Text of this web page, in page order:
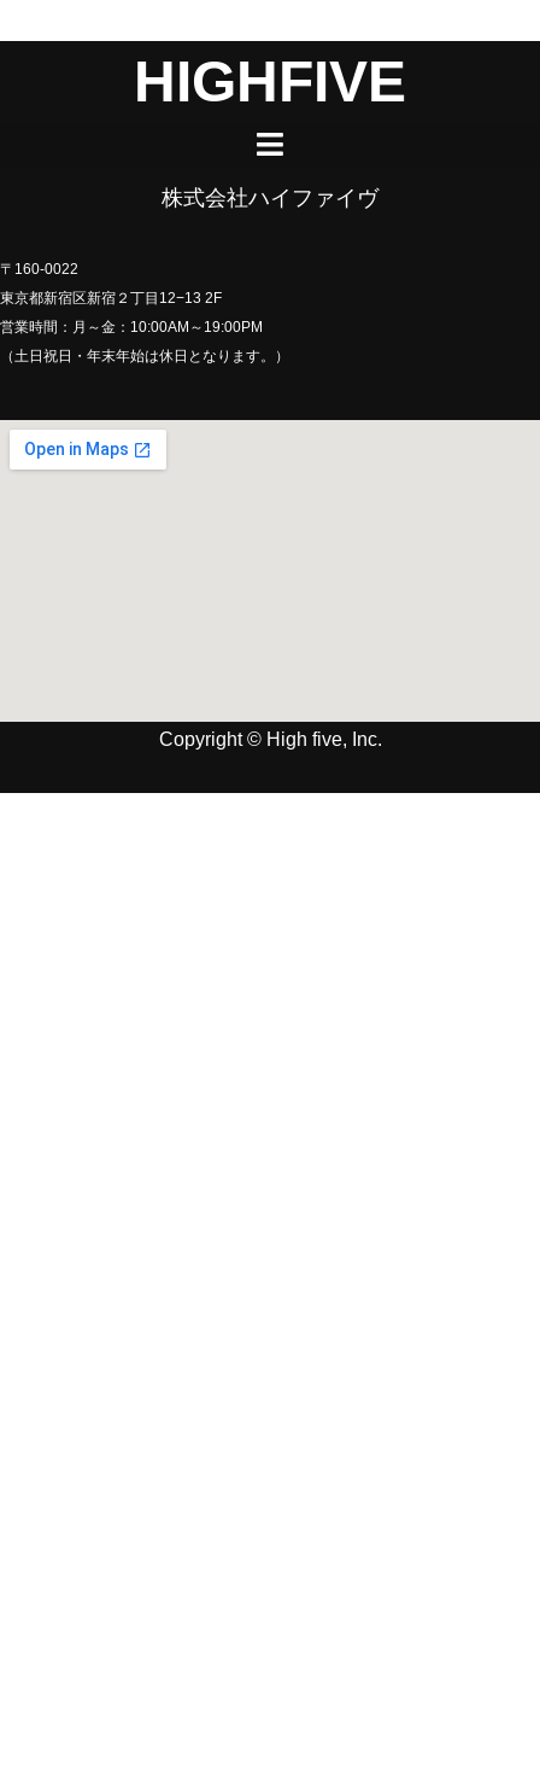
HIGHFIVE
株式会社ハイファイヴ
〒160-0022
東京都新宿区新宿２丁目12−13 2F
営業時間：月～金：10:00AM～19:00PM
（土日祝日・年末年始は休日となります。）
Copyright © High five, Inc.